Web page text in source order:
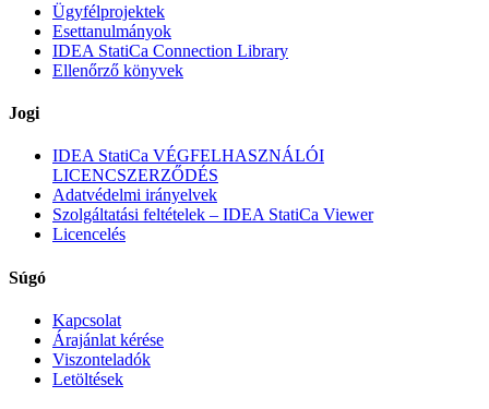
Ügyfélprojektek
Esettanulmányok
IDEA StatiCa Connection Library
Ellenőrző könyvek
Jogi
IDEA StatiCa VÉGFELHASZNÁLÓI
LICENCSZERZŐDÉS
Adatvédelmi irányelvek
Szolgáltatási feltételek – IDEA StatiCa Viewer
Licencelés
Súgó
Kapcsolat
Árajánlat kérése
Viszonteladók
Letöltések